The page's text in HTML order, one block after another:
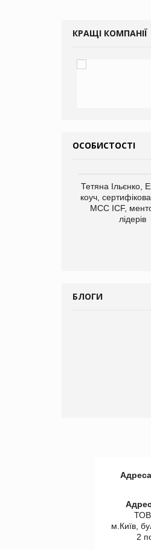
КРАЩІ КОМПАНІЇ
ОСОБИСТОСТІ
Тетяна Ільєнко,
коуч,
МСС ICF,
лідерів
БЛОГИ
ТОВ
м.Київ,
2